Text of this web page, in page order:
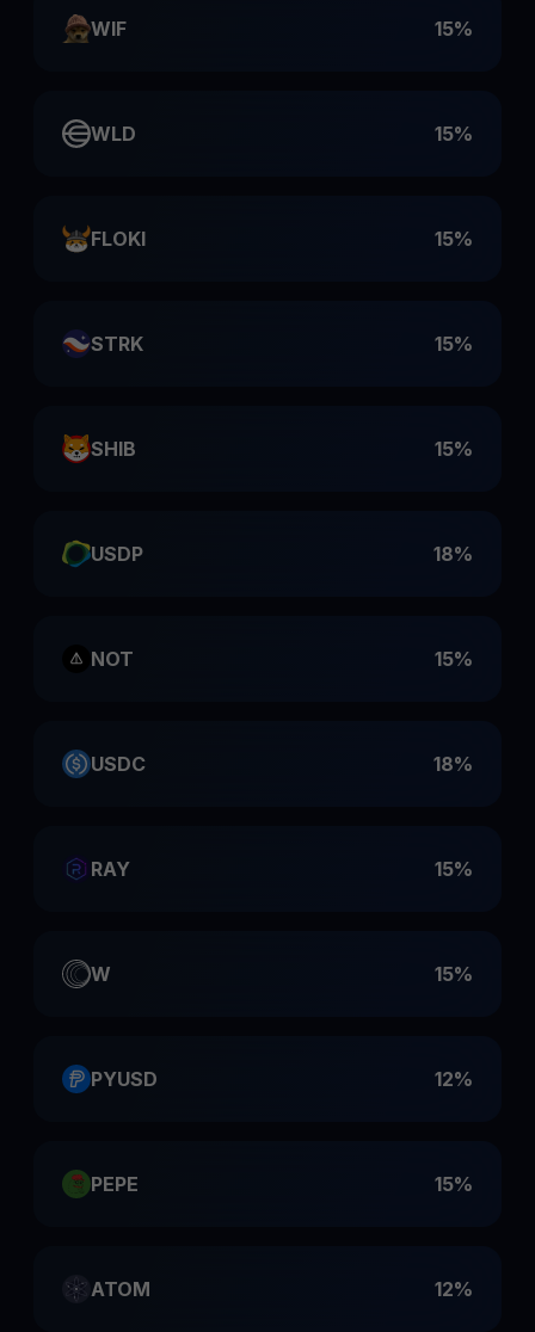
WIF 15%
WLD 15%
FLOKI 15%
STRK 15%
SHIB 15%
USDP 18%
NOT 15%
USDC 18%
RAY 15%
W 15%
PYUSD 12%
PEPE 15%
ATOM 12%